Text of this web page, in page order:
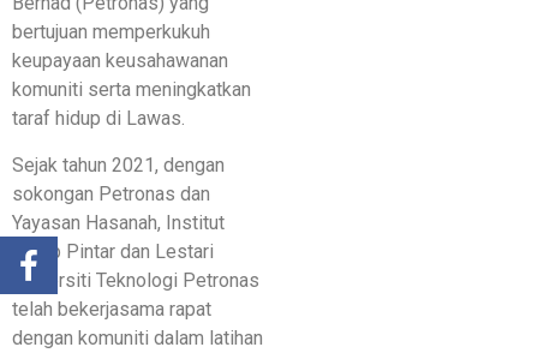
bertujuan memperkukuh
keupayaan keusahawanan
komuniti serta meningkatkan
taraf hidup di Lawas.
Sejak tahun 2021, dengan
sokongan Petronas dan
Yayasan Hasanah, Institut
Hidup Pintar dan Lestari
Universiti Teknologi Petronas
telah bekerjasama rapat
dengan komuniti dalam latihan